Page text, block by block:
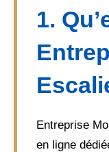
1.
Entreprise
en ligne